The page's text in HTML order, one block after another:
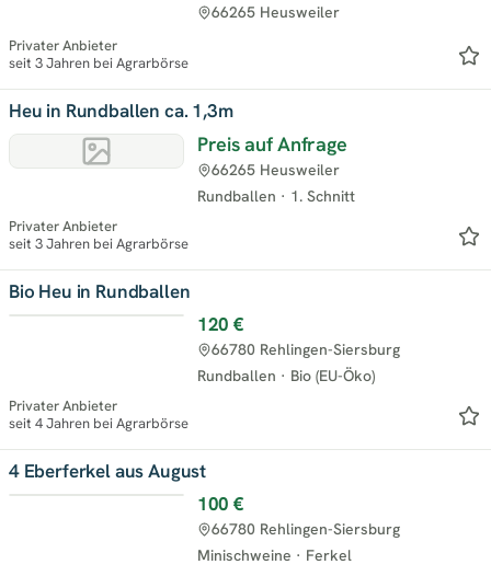
66265 Heusweiler
Privater Anbieter
seit 3 Jahren bei Agrarbörse
Heu in Rundballen ca. 1,3m
Preis auf Anfrage
Rundballen · 1. Schnitt
66265 Heusweiler
Privater Anbieter
seit 3 Jahren bei Agrarbörse
Bio Heu in Rundballen
120 €
Rundballen · Bio (EU-Öko)
66780 Rehlingen-Siersburg
Privater Anbieter
seit 4 Jahren bei Agrarbörse
4 Eberferkel aus August
100 €
Minischweine · Ferkel
66780 Rehlingen-Siersburg